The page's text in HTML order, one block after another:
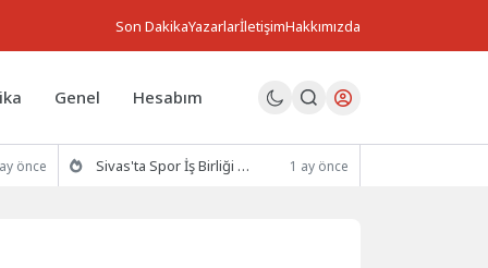
Son DakikaYazarlarİletişimHakkımızda
Genel Hesabım
önce Sivas'ta Spor İş Birliği Protokolü İmzalandı 1 ay önce